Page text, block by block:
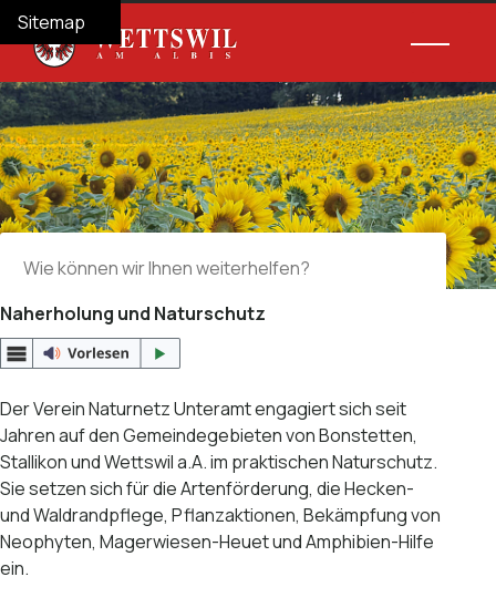
Navigieren in Wettswil am Albis
Schnellnavigation
Home
Navigation
Inhalt
Suche
Sitemap
Suche
Naherholung und Naturschutz
Der Verein Naturnetz Unteramt engagiert sich seit
Jahren auf den Gemeindegebieten von Bonstetten,
Stallikon und Wettswil a.A. im praktischen Naturschutz.
Sie setzen sich für die Artenförderung, die Hecken-
und Waldrandpflege, Pflanzaktionen, Bekämpfung von
Neophyten, Magerwiesen-Heuet und Amphibien-Hilfe
ein.